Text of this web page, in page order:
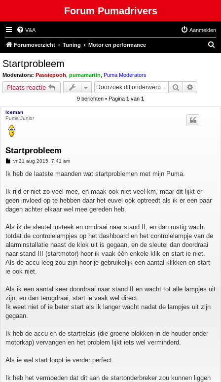
Forum Pumadrivers
V&A Aanmelden
Forumoverzicht Tuning Motor en performance
Startprobleem
Moderators: Passiepooh pumamartin Puma Moderators
Plaats reactie Zoek
9 berichten • Pagina 1 van 1
Iceman
Puma Junior
Startprobleem
B
h
vr 21 aug 2015, 7:41 am
Ik heb de laatste maanden wat startproblemen met mijn Puma.
Ik rijd er niet zo veel mee, en maak ook niet veel km, maar dit lijkt er
geen invloed op te hebben daar het euvel ook optreedt als ik er een paar
dagen achter elkaar wel mee gereden heb.
Als ik de sleutel insteek en omdraai naar stand II, en dan rustig wacht
totdat de controlelampjes op het dashboard en het controlelampje van de
alarminstallatie naast de klok uit is gegaan, en de sleutel dan doordraai
naar stand III (startmotor) hoor ik vaak één enkele klik en start ie niet.
Als de accu leeg zou zijn hoor je gebruikelijk een aantal klikken en start
ie ook niet.
Als ik een aantal keer doordraai naar stand II en wacht tot alle lampjes uit
zijn, en dan terugdraai, start ie vaak wel direct.
Ik weet niet of ie beter start als ik langer wacht nadat de lampjes uit zijn
gegaan.
Ik heb de accu en de startrelais (die groene blokken in de houder onder
motorkap) vervangen en het problem lijkt iets wel verminderd.
Als ie wel start loopt ie verder perfect.
Ik heb het vermoeden dat dit aan de startonderbreker zou kunnen liggen